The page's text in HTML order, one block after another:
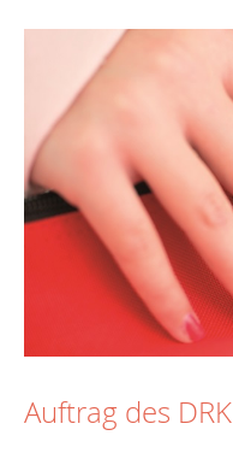
Auftrag des DRK